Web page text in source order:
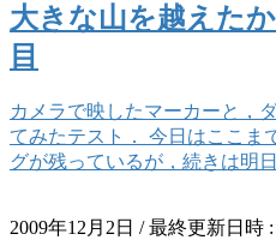
大きな山を越えた
目
カメラで映したマーカーと，
てみたテスト． 今日はここま
グが残っているが，続きは明
2009年12月2日 / 最終更新日時 :